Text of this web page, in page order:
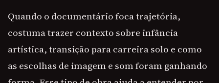
Quando o documentário foca trajetória,
costuma trazer contexto sobre infância
artística, transição para carreira solo e como
as escolhas de imagem e som foram ganhando